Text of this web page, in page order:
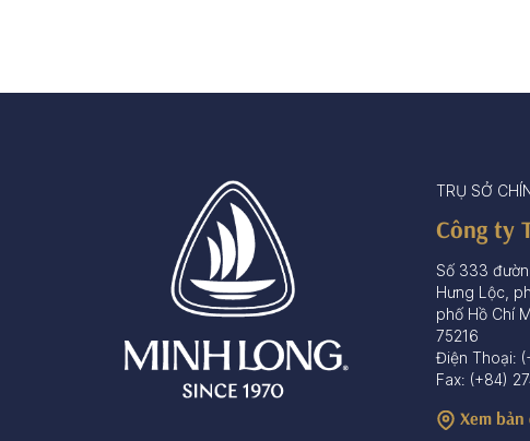
TRỤ SỞ
Công ty
Số 333
Hưng Lộc,
phố Hồ Chí
75216
Điện Thoại:
Fax: (+84)
Xem bản